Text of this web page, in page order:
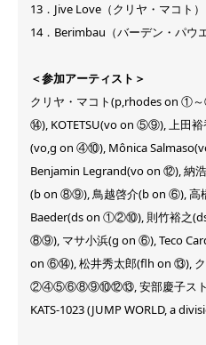
13．Jive Love（クリヤ・マコト）
14．Berimbau（バーデン・パウ
＜参加アーティスト＞
クリヤ・マコト(p,rhodes on ①
⑭), KOTETSU(vo on ⑤⑨), 上田
(vo,g on ④⑩), Mônica
Benjamin Legrand(vo on ⑫),
(b on ⑧⑨), 鳥越啓介(b on ⑥), 高
Baeder(ds on ①②⑩), 則竹裕之
⑧⑨), マサ小浜(g on ⑥), Teco
on ⑥⑭), 松井秀太郎(flh on ⑬), ク
②④⑤⑥⑧⑨⑩⑫⑬, 安部慶子スト
KATS-1023 (JUMP WORLD, a